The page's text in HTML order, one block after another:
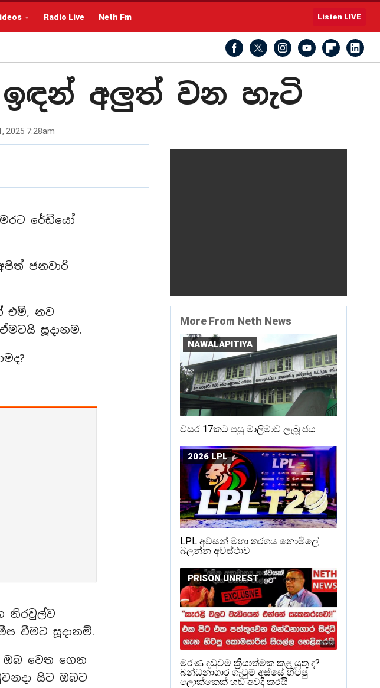
Radio Live Neth Fm Listen LIVE
අලුත් වන හැටි
2025 7:28am
රේඩියෝ
ජනවාරි
එම්, නව
සූදානම.
නිරවුල්ව
වීමට සූදානම්.
වෙත ගෙන
සිට ඔබට
More From Neth News
NAWALAPITIYA
වසර 17කට පසු මාලිමාව ලැබූ ජය
2026 LPL
LPL අවසන් මහා තරගය නොමිලේ
බලන්න අවස්ථාව
PRISON UNREST
මරණ දඩුවම ක්‍රියාත්මක කළ යුතු ද?
බන්ධනාගාර ගැටුම් අස්සේ හිටපු
ලොක්කෙක් හඬ අවදි කරයි